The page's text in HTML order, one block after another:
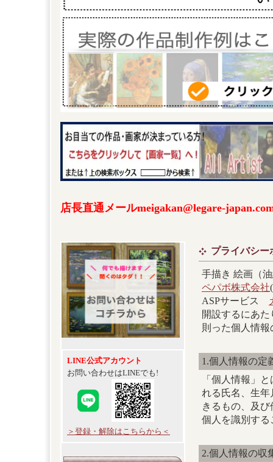
店長直通メールmeigakan@legare-
LINE公式アカウント
お問い合わせはLINEでも!
＞登録・解除はこちらから＜
プライバシー
手描き 絵画（
ペパボ株式会社
ASPサービス
開設するにあ
則った個人情
1.個人情報の定
「個人情報」
れる氏名、生
きるもの、及
個人を識別す
2.個人情報の収